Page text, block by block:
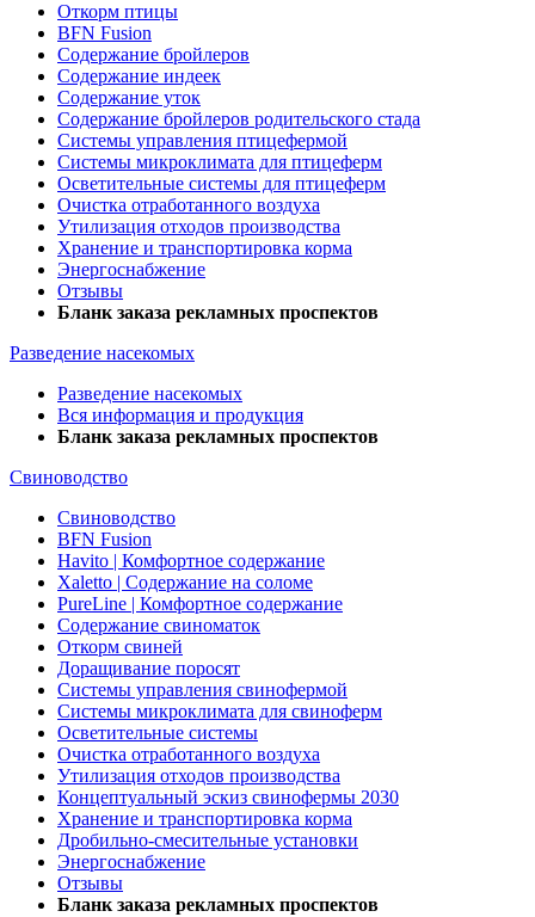
Откорм птицы
BFN Fusion
Содержание бройлеров
Содержание индеек
Содержание уток
Содержание бройлеров родительского стада
Системы управления птицефермой
Системы микроклимата для птицеферм
Осветительные системы для птицеферм
Очистка отработанного воздуха
Утилизация отходов производства
Хранение и транспортировка корма
Энергоснабжение
Отзывы
Бланк заказа рекламных проспектов
Разведение насекомых
Разведение насекомых
Вся информация и продукция
Бланк заказа рекламных проспектов
Свиноводство
Свиноводство
BFN Fusion
Havito | Комфортное содержание
Xaletto | Содержание на соломе
PureLine | Комфортное содержание
Содержание свиноматок
Откорм свиней
Доращивание поросят
Системы управления свинофермой
Системы микроклимата для свиноферм
Осветительные системы
Очистка отработанного воздуха
Утилизация отходов производства
Концептуальный эскиз свинофермы 2030
Хранение и транспортировка корма
Дробильно-смесительные установки
Энергоснабжение
Отзывы
Бланк заказа рекламных проспектов